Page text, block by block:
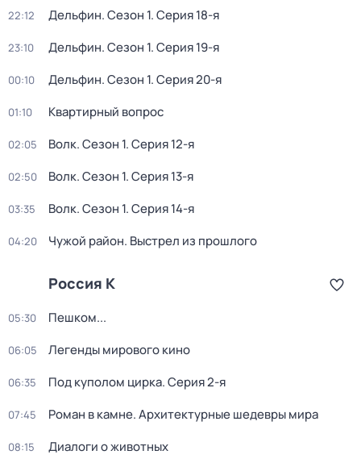
22:12 Дельфин. Сезон 1. Серия 18-я
23:10 Дельфин. Сезон 1. Серия 19-я
00:10 Дельфин. Сезон 1. Серия 20-я
01:10 Квартирный вопрос
02:05 Волк. Сезон 1. Серия 12-я
02:50 Волк. Сезон 1. Серия 13-я
03:35 Волк. Сезон 1. Серия 14-я
04:20 Чужой район. Выстрел из прошлого
Россия К
05:30 Пешком...
06:05 Легенды мирового кино
06:35 Под куполом цирка. Серия 2-я
07:45 Роман в камне. Архитектурные шедевры мира
08:15 Диалоги о животных